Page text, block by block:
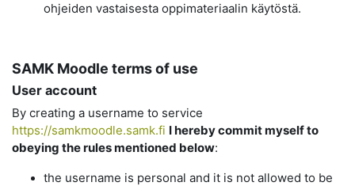
ohjeiden vastaisesta oppimateriaalin käytöstä.
SAMK Moodle terms of use
User account
By creating a username to service
https://samkmoodle.samk.fi I hereby commit myself to
obeying the rules mentioned below:
the username is personal and it is not allowed to be